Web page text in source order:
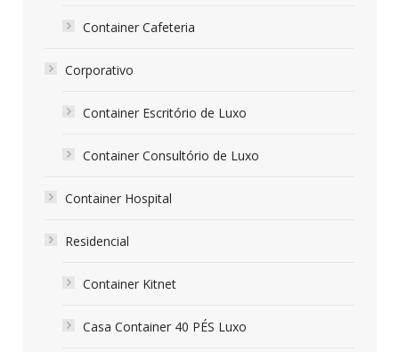
Container Cafeteria
Corporativo
Container Escritório de Luxo
Container Consultório de Luxo
Container Hospital
Residencial
Container Kitnet
Casa Container 40 PÉS Luxo